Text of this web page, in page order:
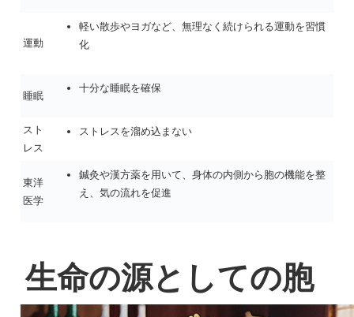
運動
軽い散歩やヨガなど、無理なく続けられる運動を習慣
化
睡眠
十分な睡眠を確保
スト
レス
ストレスを溜め込まない
東洋
医学
鍼灸や漢方薬を用いて、身体の内側から胞の機能を整
え、気の流れを促進
生命の源としての胞